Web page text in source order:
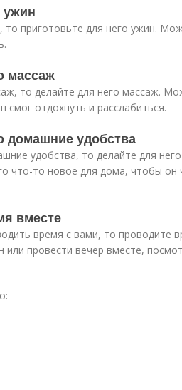
ужин
то приготовьте для него ужин.
массаж
то делайте для него массаж.
смог отдохнуть и расслабиться.
домашние удобства
удобства, то делайте для
что-то новое для дома, чтобы он
вместе
время с вами, то проводите
или провести вечер вместе,